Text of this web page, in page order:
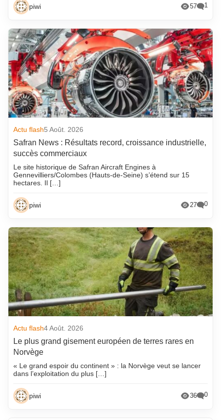
piwi 57 1
Actu flash5 Août. 2026
Safran News : Résultats record, croissance industrielle,
succès commerciaux
Le site historique de Safran Aircraft Engines à
Gennevilliers/Colombes (Hauts-de-Seine) s’étend sur 15
hectares. Il […]
piwi 27 0
Actu flash4 Août. 2026
Le plus grand gisement européen de terres rares en
Norvège
« Le grand espoir du continent » : la Norvège veut se lancer
dans l’exploitation du plus […]
piwi 36 0